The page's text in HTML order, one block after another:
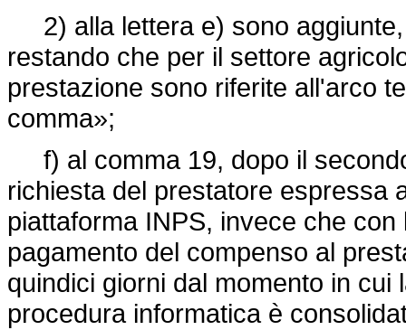
2) alla lettera e) sono aggiunte,
restando che per il settore
prestazione sono riferite all'arco
comma»;
f) al comma 19, dopo il
richiesta del prestatore espressa
piattaforma INPS, invece che
pagamento del compenso al
quindici giorni dal momento in
procedura informatica è